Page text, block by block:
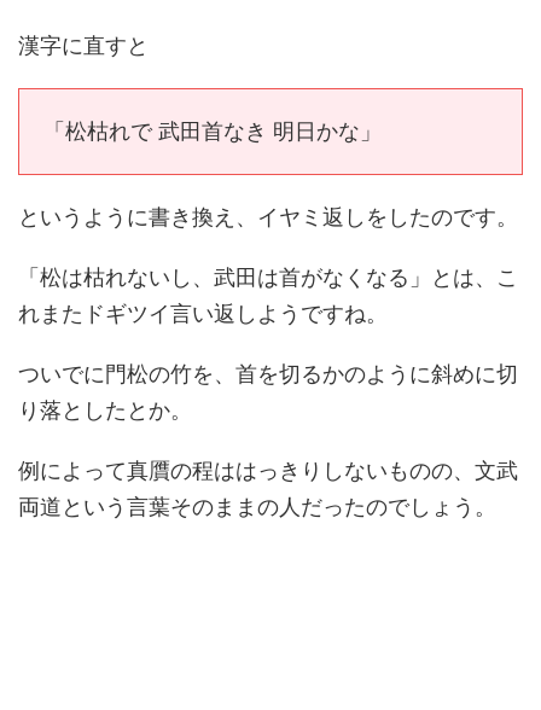
漢字に直すと
「松枯れで 武田首なき 明日かな」
というように書き換え、イヤミ返しをしたのです。
「松は枯れないし、武田は首がなくなる」とは、こ
れまたドギツイ言い返しようですね。
ついでに門松の竹を、首を切るかのように斜めに切
り落としたとか。
例によって真贋の程ははっきりしないものの、文武
両道という言葉そのままの人だったのでしょう。